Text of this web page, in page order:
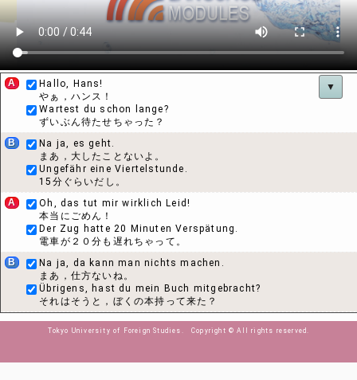
▼
A
Hallo, Hans!
やぁ，ハンス！
Wartest du schon lange?
ずいぶん待たせちゃった？
B
Na ja, es geht.
まあ，大したことないよ。
Ungefähr eine Viertelstunde.
15分ぐらいだし。
A
Oh, das tut mir wirklich Leid!
本当にごめん！
Der Zug hatte 20 Minuten Verspätung.
電車が２０分も遅れちゃって。
B
Na ja, da kann man nichts machen.
まあ，仕方ないね。
Übrigens, hast du mein Buch mitgebracht?
それはそうと，ぼくの本持って来た？
A
Dein Buch?
本？
やだ！
Tokyo University of Foreign Studies. Copyright © All rights reserved.